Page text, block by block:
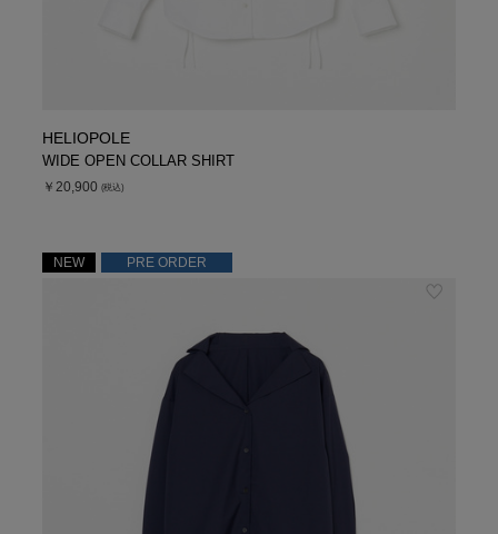
HELIOPOLE
WIDE OPEN COLLAR SHIRT
￥20,900 (税込)
NEW PRE ORDER